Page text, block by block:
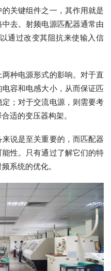
关键组件之一，其作用就是
去。射频电源匹配器通常由
通过改变其阻抗来使输入信
种电源形式的影响。对于直
容和电感大小，从而保证匹
；对于交流电源，则需要考
适的变压器构架。
说是至关重要的，而匹配器
性。只有通过了解它们的特
系统的优化。